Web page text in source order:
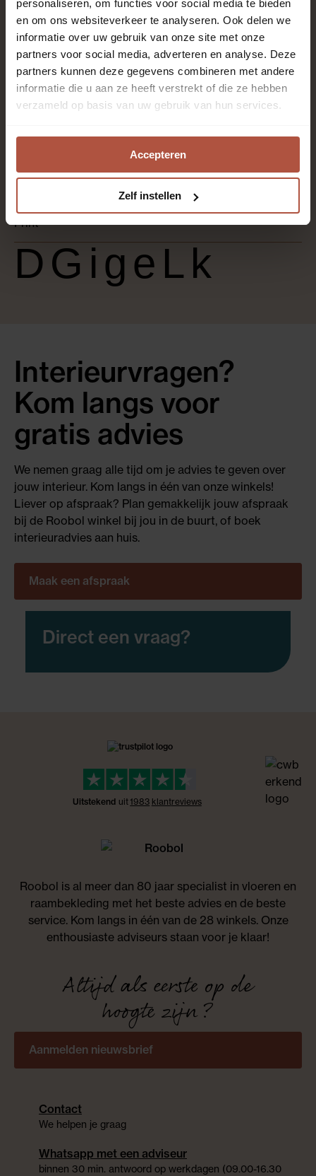
personaliseren, om functies voor social media te bieden
en om ons websiteverkeer te analyseren. Ook delen we
informatie over uw gebruik van onze site met onze
partners voor social media, adverteren en analyse. Deze
partners kunnen deze gegevens combineren met andere
informatie die u aan ze heeft verstrekt of die ze hebben
verzameld op basis van uw gebruik van hun services.
Accepteren
Zelf instellen
100% gerecycled polyamide
Synthetische garens
Kantoren en winkels, Slaapkamer, Thuiskantoor,
Print
DGigeLk
Interieurvragen?
Kom langs voor
gratis advies
We nemen graag alle tijd om je advies te geven over
jouw interieur. Kom langs in één van onze winkels!
Liever op afspraak? Plan gemakkelijk jouw afspraak
bij de Roobol winkel bij jou in de buurt, of boek
interieuradvies aan huis.
Maak een afspraak
Direct een vraag?
Roobol is al meer dan 80 jaar specialist in vloeren en
raambekleding met het beste advies en de beste
service. Kom langs in één van de 28 winkels. Onze
enthousiaste adviseurs staan voor je klaar!
Altijd als eerste op de
hoogte zijn?
Aanmelden nieuwsbrief
Contact
We helpen je graag
Whatsapp met een adviseur
binnen 30 min. antwoord op werkdagen (09.00-16.30
Uitstekend uit 1983 klantreviews